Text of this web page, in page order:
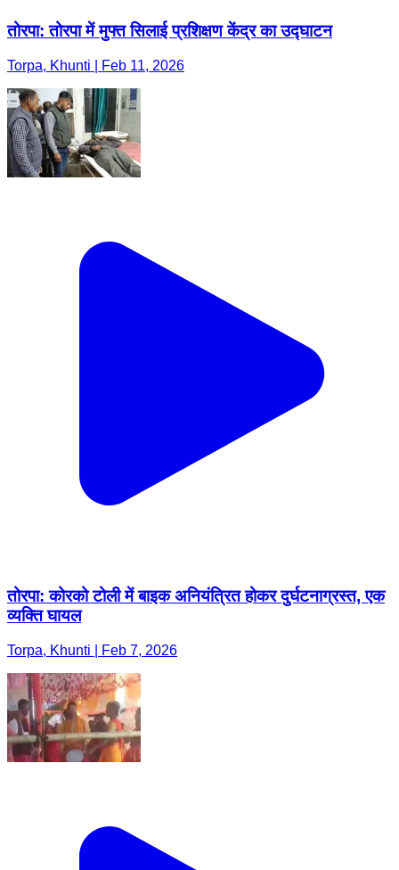
तोरपा: तोरपा में मुफ्त सिलाई प्रशिक्षण केंद्र का उद्घाटन
Torpa, Khunti | Feb 11, 2026
तोरपा: कोरको टोली में बाइक अनियंत्रित होकर दुर्घटनाग्रस्त, एक
व्यक्ति घायल
Torpa, Khunti | Feb 7, 2026